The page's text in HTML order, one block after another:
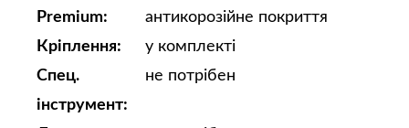
Premium:
антикорозійне покриття
Кріплення:
у комплекті
Спец.
інструмент:
не потрібен